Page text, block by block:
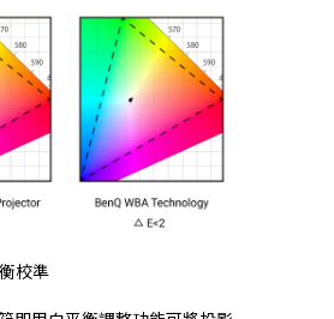
校準